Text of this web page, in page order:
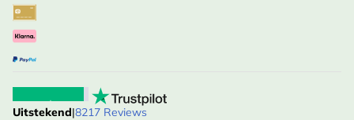
Uitstekend|8217 Reviews